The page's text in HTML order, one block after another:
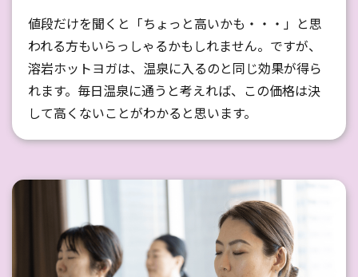
値段だけを聞くと「ちょっと高いかも・・・」と思
われる方もいらっしゃるかもしれません。ですが、
溶岩ホットヨガは、温泉に入るのと同じ効果が得ら
れます。毎日温泉に通うと考えれば、この価格は決
して高くないことがわかると思います。